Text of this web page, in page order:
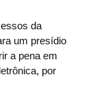
da
um presídio
a pena em
por